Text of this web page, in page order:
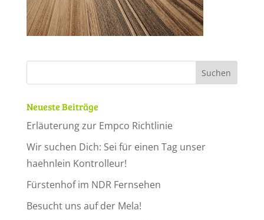
Neueste Beiträge
Erläuterung zur Empco Richtlinie
Wir suchen Dich: Sei für einen Tag unser
haehnlein Kontrolleur!
Fürstenhof im NDR Fernsehen
Besucht uns auf der Mela!